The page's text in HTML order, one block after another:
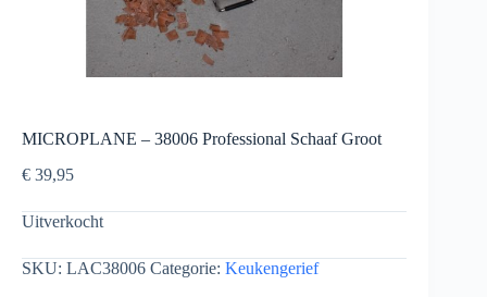
MICROPLANE – 38006 Professional Schaaf Groot
€ 39,95
Uitverkocht
SKU: LAC38006 Categorie: Keukengerief